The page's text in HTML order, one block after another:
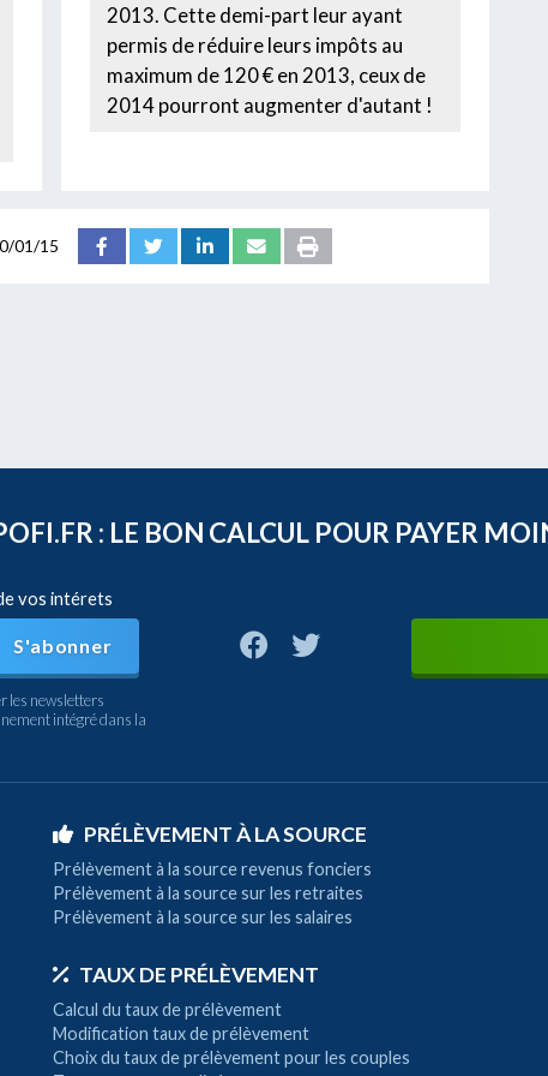
2013. Cette demi-part leur ayant
permis de réduire leurs impôts au
maximum de 120 € en 2013, ceux de
2014 pourront augmenter d'autant !
01/15
: LE BON CALCUL POUR PAYER
vos intérets
S'abonner
les newsletters
intégré dans la
PRÉLÈVEMENT À LA SOURCE
Prélèvement à la source revenus fonciers
Prélèvement à la source sur les retraites
Prélèvement à la source sur les salaires
TAUX DE PRÉLÈVEMENT
Calcul du taux de prélèvement
Modification taux de prélèvement
Choix du taux de prélèvement pour les couples